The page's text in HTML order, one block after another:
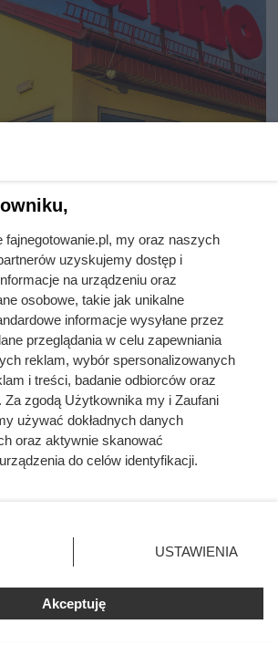
na 2 dni wychodzi
do śmierci większej
Mimo to czczą go
fajnegotowanie.pl, my oraz naszych
uzyskujemy dostęp i
na urządzeniu oraz
osobowe, takie jak unikalne
informacje wysyłane przez
przeglądania w celu zapewniania
reklam, wybór spersonalizowanych
i treści, badanie odbiorców oraz
Za zgodą Użytkownika my i Zaufani
używać dokładnych danych
oraz aktywnie skanować
do celów identyfikacji.
klikając przycisk ustawień prywatności
dolnym rogu strony
danych nie wymagają zgody
masz prawo sprzeciwić się takiemu
będą miały zastosowania tylko
USTAWIENIA
Akceptuję